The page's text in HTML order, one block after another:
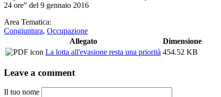
24 ore" del 9 gennaio 2016
Area Tematica:
Congiuntura, Occupazione
Allegato
Dimensione
La lotta all'evasione resta una priorità 454.52 KB
Leave a comment
Il tuo nome